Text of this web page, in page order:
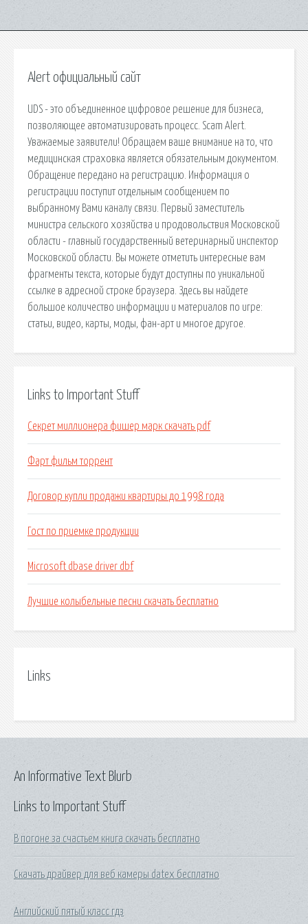
Alert официальный сайт
UDS - это объединенное цифровое решение для бизнеса,
позволяющее автоматизировать процесс. Scam Alert.
Уважаемые заявители! Обращаем ваше внимание на то, что
медицинская страховка является обязательным документом.
Обращение передано на регистрацию. Информация о
регистрации поступит отдельным сообщением по
выбранному Вами каналу связи. Первый заместитель
министра сельского хозяйства и продовольствия Московской
области - главный государственный ветеринарный инспектор
Московской области. Вы можете отметить интересные вам
фрагменты текста, которые будут доступны по уникальной
ссылке в адресной строке браузера. Здесь вы найдете
большое количество информации и материалов по игре:
статьи, видео, карты, моды, фан-арт и многое другое.
Links to Important Stuff
Секрет миллионера фишер марк скачать pdf
Фарт фильм торрент
Договор купли продажи квартиры до 1998 года
Гост по приемке продукции
Microsoft dbase driver dbf
Лучшие колыбельные песни скачать бесплатно
Links
Links to Important Stuff
В погоне за счастьем книга скачать бесплатно
Скачать драйвер для веб камеры datex бесплатно
Английский пятый класс гдз
An Informative Text Blurb